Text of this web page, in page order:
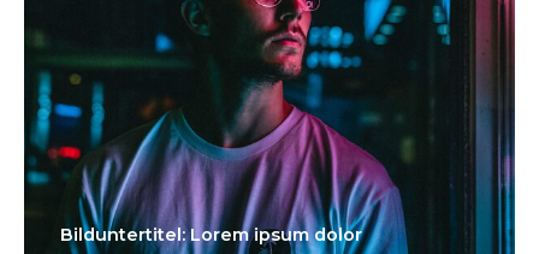
Bilduntertitel: Lorem ipsum dolor